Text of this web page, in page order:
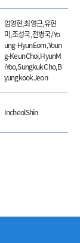
엄영현, 최영근, 유현
미, 조성국, 전병국 / Yo
ung-Hyun Eom, Youn
g-Keun Choi, HyunM
i Yoo, Sungkuk Cho, B
yungkook Jeon
Incheol Shin